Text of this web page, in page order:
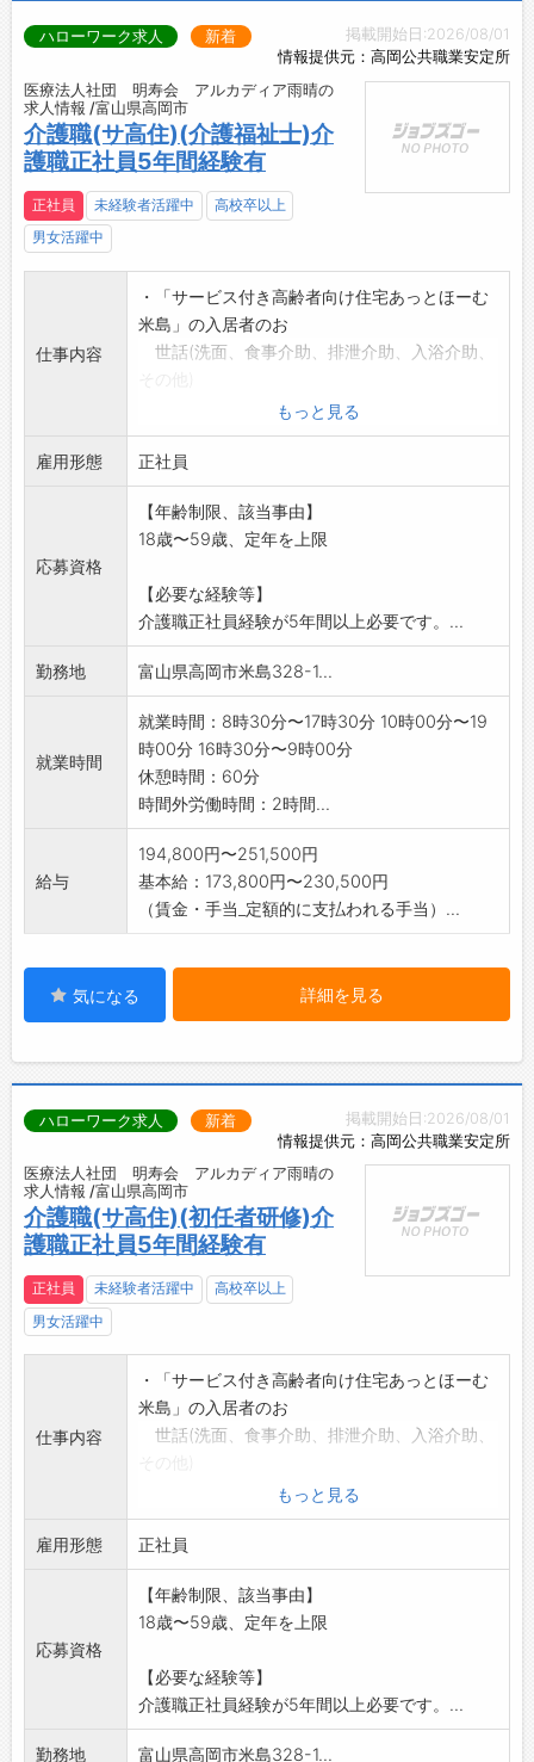
掲載開始日:2026/08/01
情報提供元：高岡公共職業安定所
ハローワーク求人 新着
医療法人社団 明寿会 アルカディア雨晴の
求人情報 /富山県高岡市
介護職(サ高住)(介護福祉士)介
護職正社員5年間経験有
正社員 未経験者活躍中
高校卒以上
男女活躍中
仕事内容
・「サービス付き高齢者向け住宅あっとほーむ
米島」の入居者のお
世話(洗面、食事介助、排泄介助、入浴介助、
・日常生活のサポート
・部屋数は30部屋です。
・変更範囲:変更なし
もっと見る
雇用形態 正社員
応募資格
【年齢制限、該当事由】
18歳〜59歳、定年を上限
【必要な経験等】
介護職正社員経験が5年間以上必要です。...
勤務地 富山県高岡市米島328-1...
就業時間
就業時間：8時30分〜17時30分 10時00分〜19
時00分 16時30分〜9時00分
休憩時間：60分
時間外労働時間：2時間...
給与
194,800円〜251,500円
基本給：173,800円〜230,500円
（賃金・手当_定額的に支払われる手当）...
気になる 詳細を見る
掲載開始日:2026/08/01
情報提供元：高岡公共職業安定所
ハローワーク求人 新着
医療法人社団 明寿会 アルカディア雨晴の
求人情報 /富山県高岡市
介護職(サ高住)(初任者研修)介
護職正社員5年間経験有
正社員 未経験者活躍中
高校卒以上
男女活躍中
仕事内容
・「サービス付き高齢者向け住宅あっとほーむ
米島」の入居者のお
世話(洗面、食事介助、排泄介助、入浴介助、
・日常生活のサポート
・部屋数は30部屋です。
・変更範囲:変更なし
もっと見る
雇用形態 正社員
応募資格
【年齢制限、該当事由】
18歳〜59歳、定年を上限
【必要な経験等】
介護職正社員経験が5年間以上必要です。...
勤務地 富山県高岡市米島328-1...